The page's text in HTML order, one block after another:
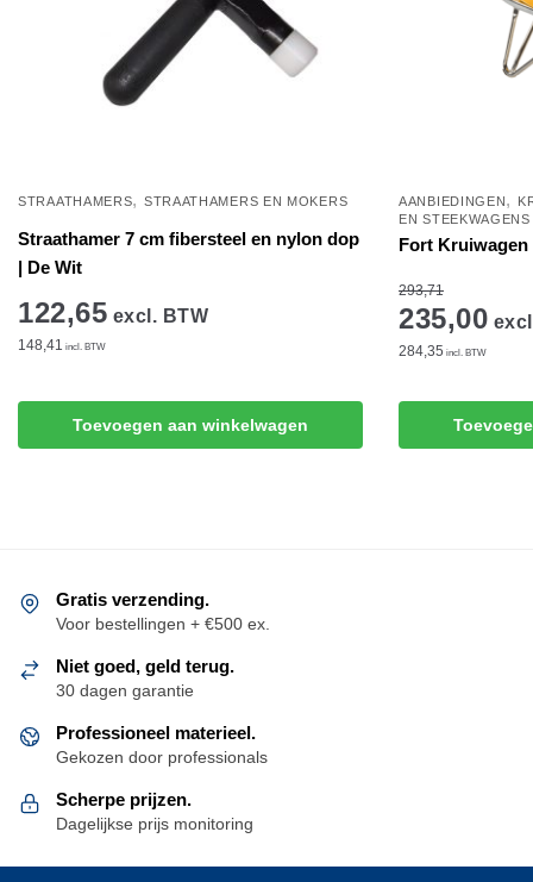
STRAATHAMERS, STRAATHAMERS EN MOKERS
Straathamer 7 cm fibersteel en nylon dop
| De Wit
122,65 excl. BTW
148,41 incl. BTW
Toevoegen aan winkelwagen
AANBIEDINGEN,
EN STEEKWAGENS
Fort Kruiwagen
293,71
235,00
284,35 incl. BTW
Gratis verzending.
Voor bestellingen + €500 ex.
Niet goed, geld terug.
30 dagen garantie
Professioneel materieel.
Gekozen door professionals
Scherpe prijzen.
Dagelijkse prijs monitoring